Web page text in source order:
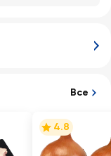
Все
4.8